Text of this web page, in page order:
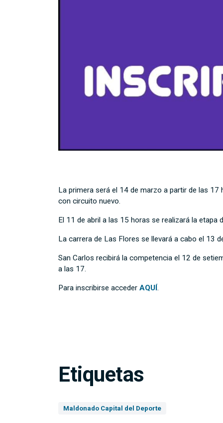
La primera será el 14 de marzo a partir de las
con circuito nuevo.
El 11 de abril a las 15 horas se realizará la
La carrera de Las Flores se llevará a cabo el 13
San Carlos recibirá la competencia el 12 de
a las 17.
Para inscribirse acceder AQUÍ.
Etiquetas
Maldonado Capital del Deporte